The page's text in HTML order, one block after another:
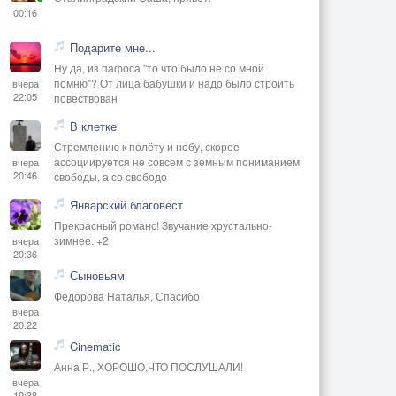
00:16
вчера
22:05
Подарите мне...
Ну да, из пафоса "то что было не со мной
помню"? От лица бабушки и надо было строить
повествован
вчера
20:46
В клетке
Стремлению к полёту и небу, скорее
ассоциируется не совсем с земным пониманием
свободы, а со свободо
вчера
20:36
Январский благовест
Прекрасный романс! Звучание хрустально-
зимнее. +2
вчера
20:22
Сыновьям
Фёдорова Наталья, Спасибо
вчера
Cinematic
Анна Р., ХОРОШО,ЧТО ПОСЛУШАЛИ!